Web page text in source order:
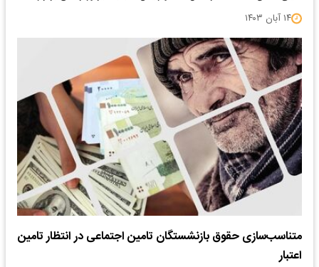
۱۴ آبان ۱۴۰۳
متناسب‌سازی حقوق بازنشستگان تامین اجتماعی در انتظار تامین
اعتبار